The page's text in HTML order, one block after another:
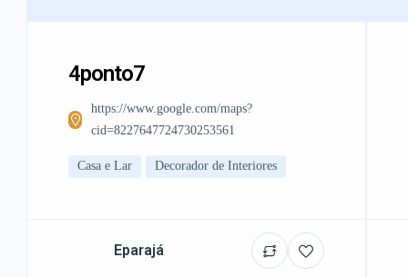
4ponto7
https://www.google.com/maps?
cid=8227647724730253561
Casa e Lar Decorador de Interiores
Eparajá